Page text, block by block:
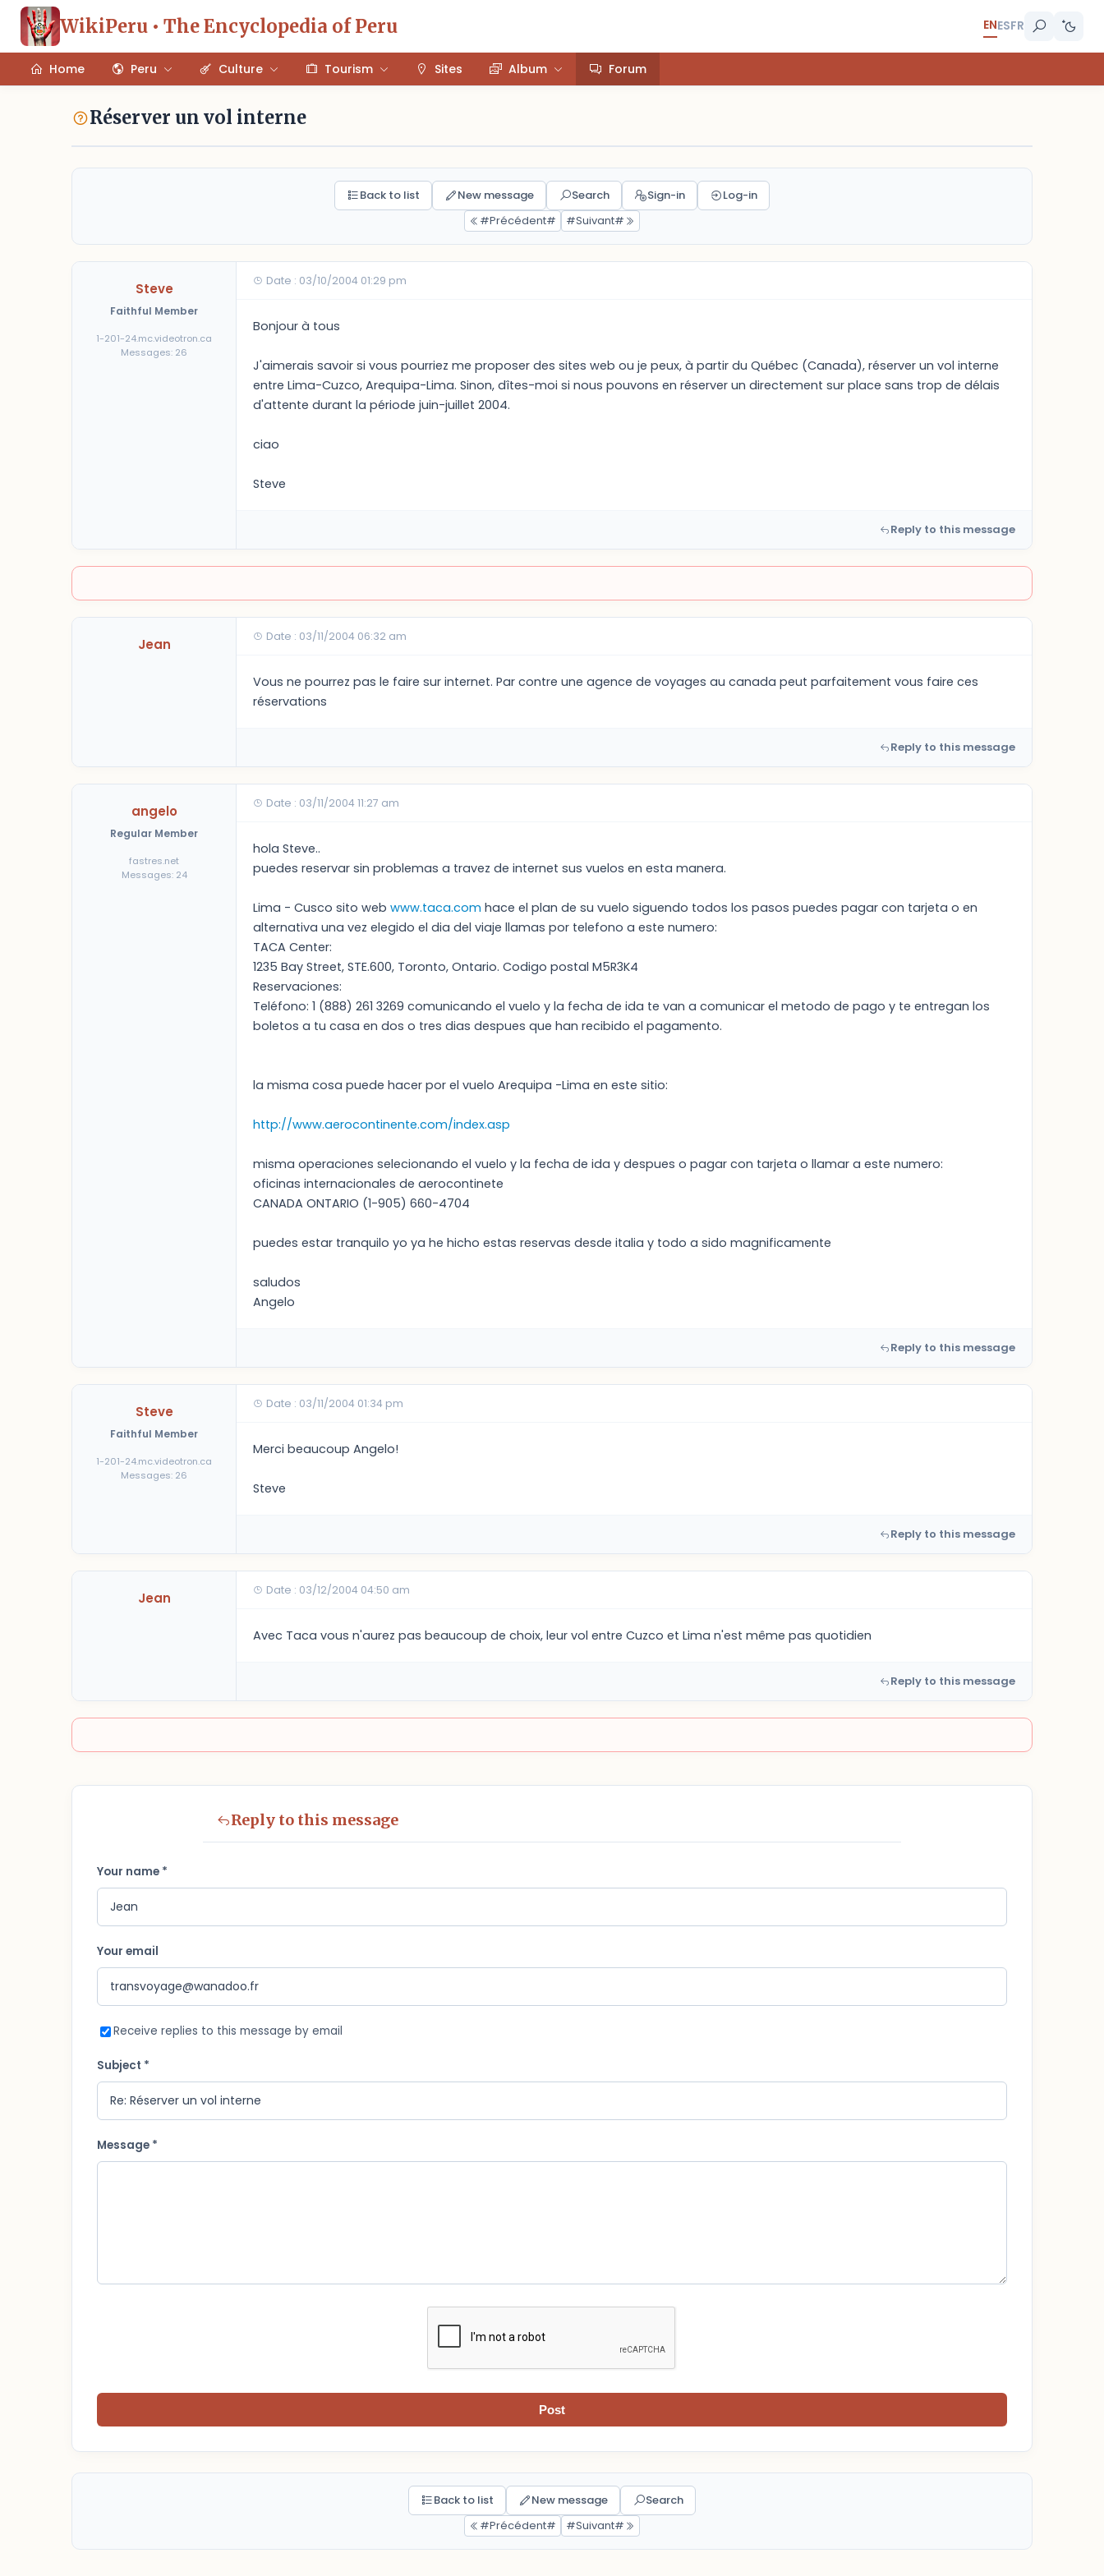
WikiPeru • The Encyclopedia of Peru ENESFR
Home Peru Culture Tourism Sites Album Forum
Réserver un vol interne
Back to list New message Search Sign-in
Log-in
#Précédent#
#Suivant#
Steve
Faithful Member
1-201-24.mc.videotron.ca
Messages: 26
Date : 03/10/2004 01:29 pm
Bonjour à tous
J'aimerais savoir si vous pourriez me proposer des sites web ou je peux, à partir du Québec (Canada), réserver un vol interne
entre Lima-Cuzco, Arequipa-Lima. Sinon, dîtes-moi si nous pouvons en réserver un directement sur place sans trop de délais
d'attente durant la période juin-juillet 2004.
ciao
Steve
Reply to this message
Jean Date : 03/11/2004 06:32 am
Vous ne pourrez pas le faire sur internet. Par contre une agence de voyages au canada peut parfaitement vous faire ces
réservations
Reply to this message
angelo
Regular Member
fastres.net
Messages: 24
Date : 03/11/2004 11:27 am
hola Steve..
puedes reservar sin problemas a travez de internet sus vuelos en esta manera.
Lima - Cusco sito web www.taca.com hace el plan de su vuelo siguendo todos los pasos puedes pagar con tarjeta o en
alternativa una vez elegido el dia del viaje llamas por telefono a este numero:
TACA Center:
1235 Bay Street, STE.600, Toronto, Ontario. Codigo postal M5R3K4
Reservaciones:
Teléfono: 1 (888) 261 3269 comunicando el vuelo y la fecha de ida te van a comunicar el metodo de pago y te entregan los
boletos a tu casa en dos o tres dias despues que han recibido el pagamento.
la misma cosa puede hacer por el vuelo Arequipa -Lima en este sitio:
http://www.aerocontinente.com/index.asp
misma operaciones selecionando el vuelo y la fecha de ida y despues o pagar con tarjeta o llamar a este numero:
oficinas internacionales de aerocontinete
CANADA ONTARIO (1-905) 660-4704
puedes estar tranquilo yo ya he hicho estas reservas desde italia y todo a sido magnificamente
saludos
Angelo
Reply to this message
Steve
Faithful Member
1-201-24.mc.videotron.ca
Messages: 26
Date : 03/11/2004 01:34 pm
Merci beaucoup Angelo!
Steve
Reply to this message
Jean Date : 03/12/2004 04:50 am
Avec Taca vous n'aurez pas beaucoup de choix, leur vol entre Cuzco et Lima n'est même pas quotidien
Reply to this message
Reply to this message
Your name *
Your email
Receive replies to this message by email
Subject *
Message *
Post
Back to list New message
Search
#Précédent#
#Suivant#